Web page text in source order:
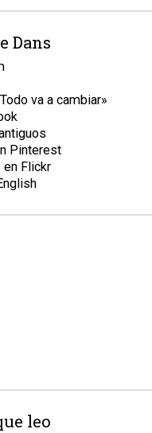
Dans
va a cambiar»
Pinterest
Flickr
leo